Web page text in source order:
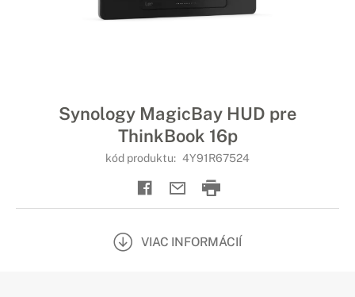
Synology MagicBay HUD pre
ThinkBook 16p
kód produktu: 4Y91R67524
VIAC INFORMÁCIÍ